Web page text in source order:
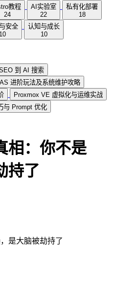
教程
24
AI实验室
22
私有化部署
18
安全
10
认知与成长
10
到 AI 搜索
进阶玩法及系统维护攻略
Proxmox VE 虚拟化与运维实战
与 Prompt 优化
相：你不是
持了
是大脑被劫持了